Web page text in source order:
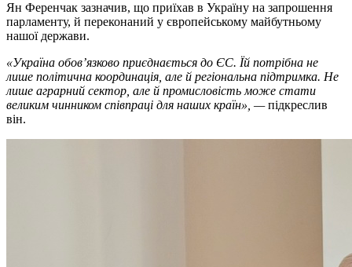
Ян Ференчак зазначив, що приїхав в Україну на запрошення
парламенту, й переконаний у європейському майбутньому
нашої держави.
«Україна обов’язково приєднається до ЄС. Їй потрібна не
лише політична координація, але й регіональна підтримка. Не
лише аграрний сектор, але й промисловість може стати
великим чинником співпраці для наших країн», —підкреслив
він.